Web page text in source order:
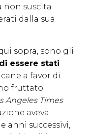
non suscita
dalla sua
sopra, sono gli
essere stati
a favor di
fruttato
Angeles Times
aveva
anni successivi,